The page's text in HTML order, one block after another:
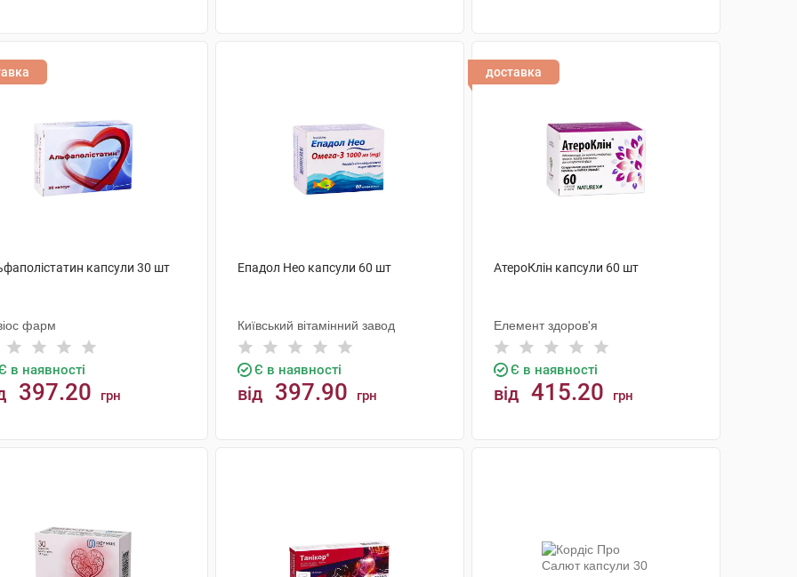
капсули 30 шт
фарм
в наявності
397.20 грн
Епадол Нео капсули 60 шт
Київський вітамінний завод
Є в наявності
від 397.90 грн
доставка
АтероКлін капсули 60 шт
Елемент здоров'я
Є в наявності
від 415.20 грн